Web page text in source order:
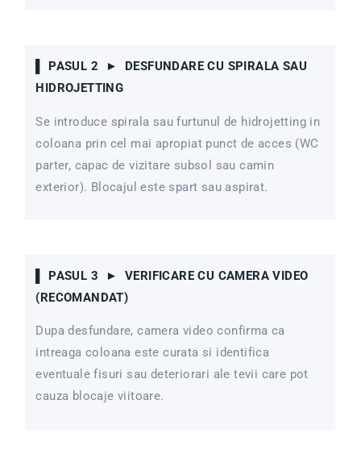
▌ PASUL 2 ► DESFUNDARE CU SPIRALA SAU
HIDROJETTING
Se introduce spirala sau furtunul de hidrojetting in
coloana prin cel mai apropiat punct de acces (WC
parter, capac de vizitare subsol sau camin
exterior). Blocajul este spart sau aspirat.
▌ PASUL 3 ► VERIFICARE CU CAMERA VIDEO
(RECOMANDAT)
Dupa desfundare, camera video confirma ca
intreaga coloana este curata si identifica
eventuale fisuri sau deteriorari ale tevii care pot
cauza blocaje viitoare.